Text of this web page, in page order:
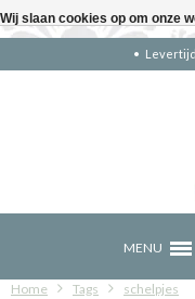
MENU
Home Tags schelpjes
Wij slaan cookies op om onze